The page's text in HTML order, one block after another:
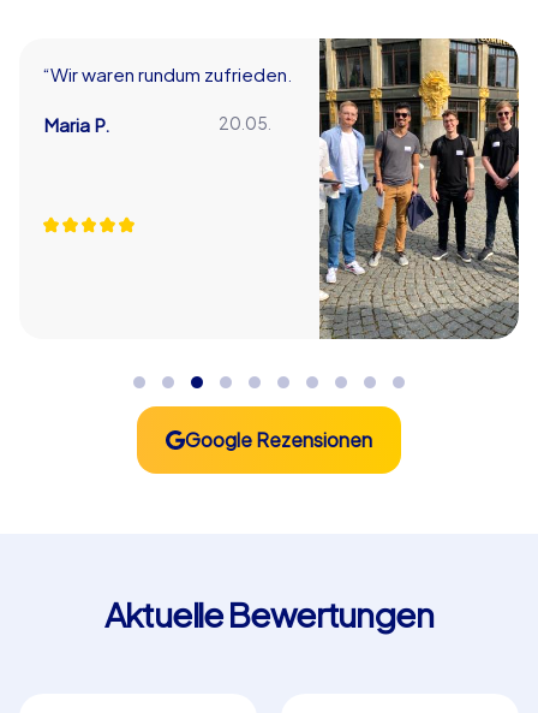
“Wir waren rundum zufrieden.
Maria P.
20.05.
Google Rezensionen
Aktuelle Bewertungen